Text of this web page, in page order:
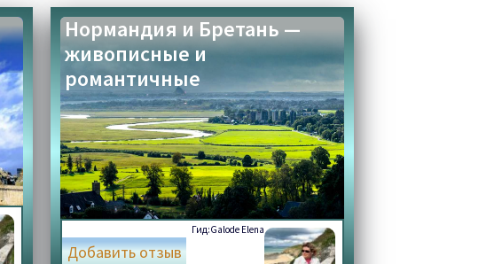
Нормандия и Бретань —
живописные и
романтичные
Гид:Galode Elena
Добавить отзыв